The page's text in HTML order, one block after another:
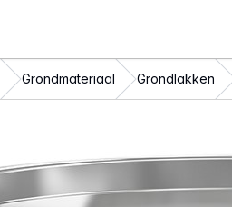
Grondmateriaal Grondlakken